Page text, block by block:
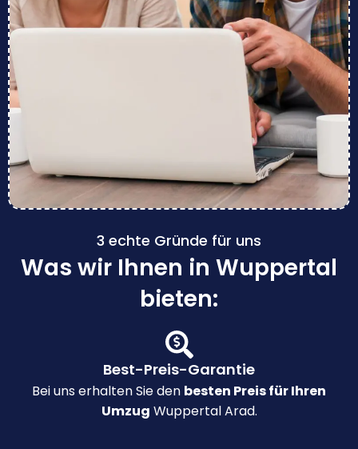
3 echte Gründe für uns
Was wir Ihnen in Wuppertal
bieten:
Best-Preis-Garantie
Bei uns erhalten Sie den besten Preis für Ihren
Umzug Wuppertal Arad.